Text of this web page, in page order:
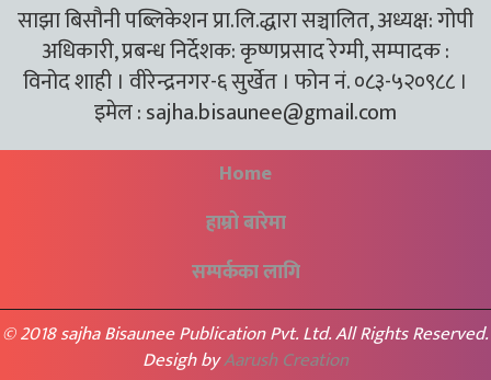
साझा बिसौनी पब्लिकेशन प्रा.लि.द्धारा सञ्चालित, अध्यक्ष: गोपी
अधिकारी, प्रबन्ध निर्देशक: कृष्णप्रसाद रेग्मी, सम्पादक :
विनोद शाही । वीरेन्द्रनगर-६ सुर्खेत । फोन नं. ०८३-५२०९८८ ।
इमेल :sajha.bisaunee@gmail.com
Home
हाम्रो बारेमा
सम्पर्कका लागि
© 2018 sajha Bisaunee Publication Pvt. Ltd. All Rights Reserved.
Desigh byAarush Creation